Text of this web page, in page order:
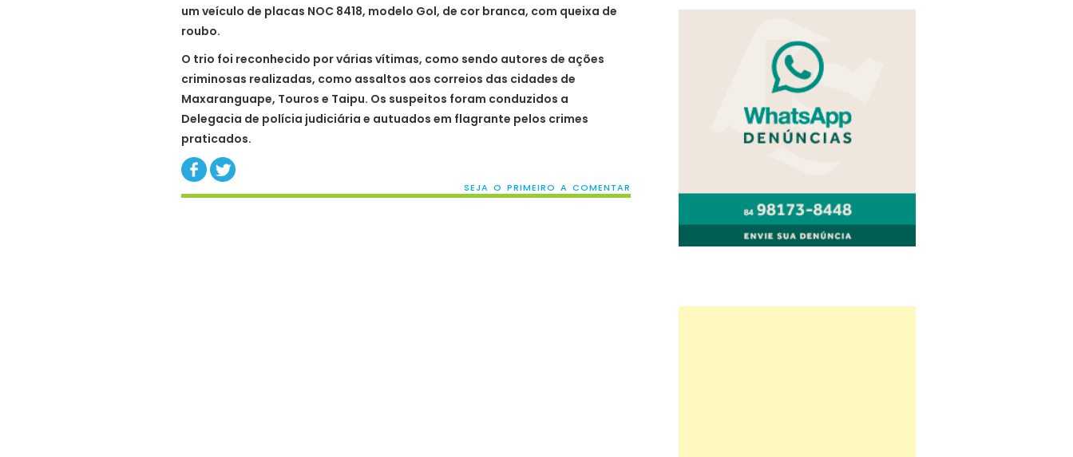
um veículo de placas NOC 8418, modelo Gol, de cor branca, com queixa de
roubo.
O trio foi reconhecido por várias vítimas, como sendo autores de ações
criminosas realizadas, como assaltos aos correios das cidades de
Maxaranguape, Touros e Taipu. Os suspeitos foram conduzidos a
Delegacia de polícia judiciária e autuados em flagrante pelos crimes
praticados.
SEJA O PRIMEIRO A COMENTAR